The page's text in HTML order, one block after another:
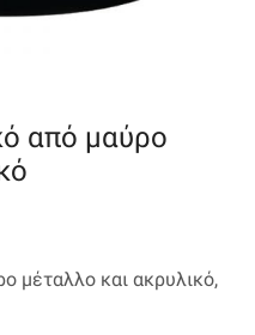
από μαύρο
μέταλλο και ακρυλικό,